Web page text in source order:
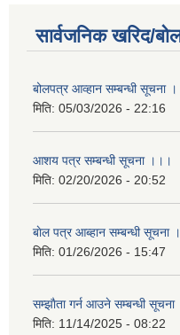
सार्वजनिक खरिद/
बोलपत्र आव्हान सम्बन्धी सूचना
मिति: 05/03/2026 - 22:16
आशय पत्र सम्बन्धी सूचना ।।।
मिति: 02/20/2026 - 20:52
बाेल पत्र आब्हान सम्बन्धी सूचना
मिति: 01/26/2026 - 15:47
सम्झाैता गर्न आउने सम्बन्धी
मिति: 11/14/2025 - 08:22